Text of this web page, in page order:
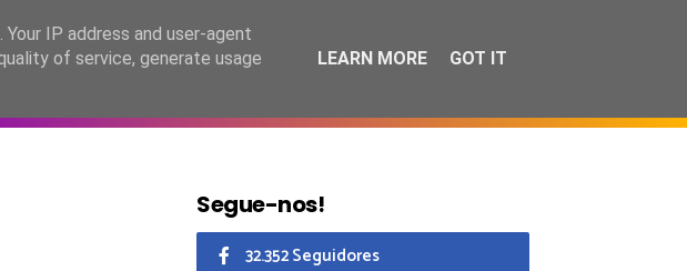
LANÇAMENTOS ESPECIAIS CALENDÁRIO
Segue-nos!
32.352 Seguidores
IP address and user-agent
of service, generate usage
LEARN MORE GOT IT